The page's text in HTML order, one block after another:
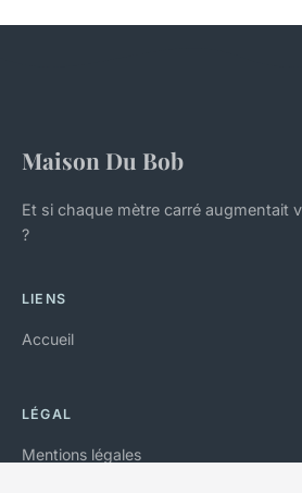
Maison Du Bob
Et si chaque mètre carré augmentait
?
LIENS
Accueil
LÉGAL
Mentions légales